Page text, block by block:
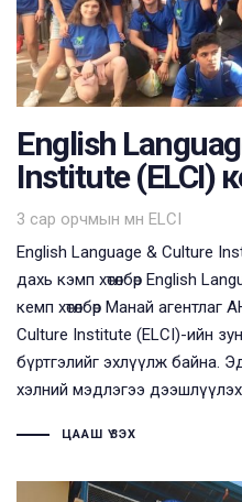
English
Institute (ELCI)
3 сар орчмын өмнө
Tags
ELCI
English Language & Culture
дахь кэмп хөтөлбөр English
кемп хөтөлбөр Манай
Culture Institute (ELCI)-ийн
бүртгэлийг эхлүүлж байна.
хэлний мэдлэгээ
ЦААШ ҮЗЭХ